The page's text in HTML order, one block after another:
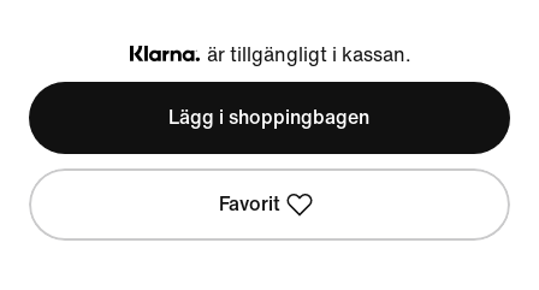
Klarna
är tillgängligt i kassan.
Lägg i shoppingbagen
Favorit